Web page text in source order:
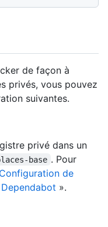
de façon à
privés, vous pouvez
suivantes.
privé dans un
base . Pour
Configuration de
».